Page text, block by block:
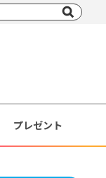
プレゼント